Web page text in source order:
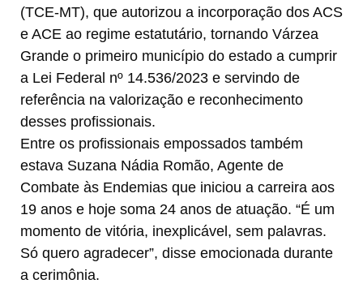
(TCE-MT), que autorizou a incorporação dos ACS
e ACE ao regime estatutário, tornando Várzea
Grande o primeiro município do estado a cumprir
a Lei Federal nº 14.536/2023 e servindo de
referência na valorização e reconhecimento
desses profissionais.
Entre os profissionais empossados também
estava Suzana Nádia Romão, Agente de
Combate às Endemias que iniciou a carreira aos
19 anos e hoje soma 24 anos de atuação. “É um
momento de vitória, inexplicável, sem palavras.
Só quero agradecer”, disse emocionada durante
a cerimônia.